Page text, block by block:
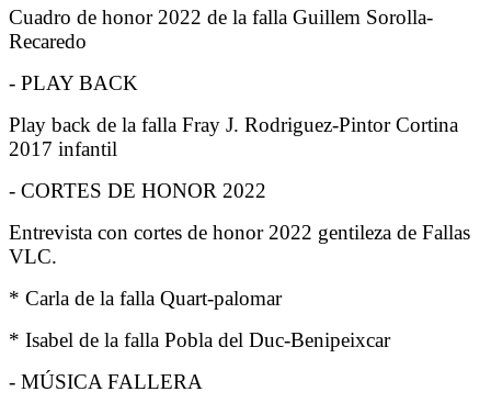
Cuadro de honor 2022 de la falla Guillem Sorolla-
Recaredo
- PLAY BACK
Play back de la falla Fray J. Rodriguez-Pintor Cortina
2017 infantil
- CORTES DE HONOR 2022
Entrevista con cortes de honor 2022 gentileza de Fallas
VLC.
* Carla de la falla Quart-palomar
* Isabel de la falla Pobla del Duc-Benipeixcar
- MÚSICA FALLERA